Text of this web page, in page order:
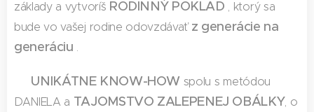
základy a vytvoríš RODINNÝ POKLAD , ktorý sa
bude vo vašej rodine odovzdávať z generácie na
generáciu
UNIKÁTNEKNOW-HOW spolu s metódou
DANIELA a TAJOMSTVO ZALEPENEJ OBÁLKY, o